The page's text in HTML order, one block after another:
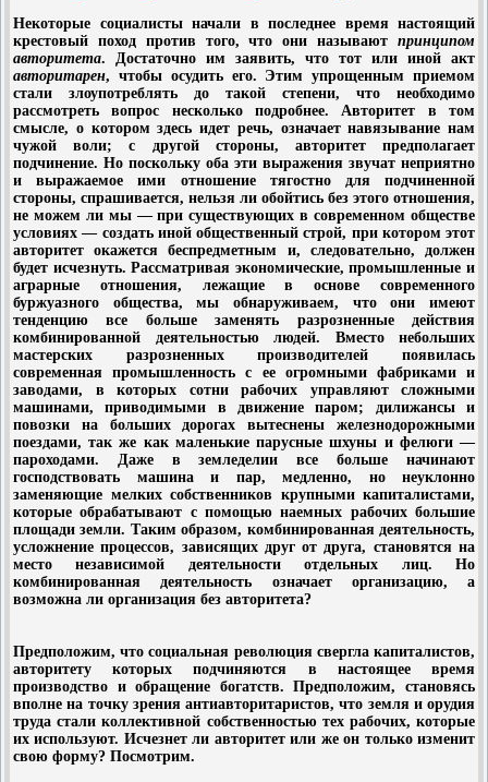
Некоторые социалисты начали в последнее время настоящий
крестовый поход против того, что они называют принципом
авторитета. Достаточно им заявить, что тот или иной акт
авторитарен, чтобы осудить его. Этим упрощенным приемом
стали злоупотреблять до такой степени, что необходимо
рассмотреть вопрос несколько подробнее. Авторитет в том
смысле, о котором здесь идет речь, означает навязывание нам
чужой воли; с другой стороны, авторитет предполагает
подчинение. Но поскольку оба эти выражения звучат неприятно
и выражаемое ими отношение тягостно для подчиненной
стороны, спрашивается, нельзя ли обойтись без этого отношения,
не можем ли мы — при существующих в современном обществе
условиях — создать иной общественный строй, при котором этот
авторитет окажется беспредметным и, следовательно, должен
будет исчезнуть. Рассматривая экономические, промышленные и
аграрные отношения, лежащие в основе современного
буржуазного общества, мы обнаруживаем, что они имеют
тенденцию все больше заменять разрозненные действия
комбинированной деятельностью людей. Вместо небольших
мастерских разрозненных производителей появилась
современная промышленность с ее огромными фабриками и
заводами, в которых сотни рабочих управляют сложными
машинами, приводимыми в движение паром; дилижансы и
повозки на больших дорогах вытеснены железнодорожными
поездами, так же как маленькие парусные шхуны и фелюги —
пароходами. Даже в земледелии все больше начинают
господствовать машина и пар, медленно, но неуклонно
заменяющие мелких собственников крупными капиталистами,
которые обрабатывают с помощью наемных рабочих большие
площади земли. Таким образом, комбинированная деятельность,
усложнение процессов, зависящих друг от друга, становятся на
место независимой деятельности отдельных лиц. Но
комбинированная деятельность означает организацию, а
возможна ли организация без авторитета?
Предположим, что социальная революция свергла капиталистов,
авторитету которых подчиняются в настоящее время
производство и обращение богатств. Предположим, становясь
вполне на точку зрения антиавторитаристов, что земля и орудия
труда стали коллективной собственностью тех рабочих, которые
их используют. Исчезнет ли авторитет или же он только изменит
свою форму? Посмотрим.